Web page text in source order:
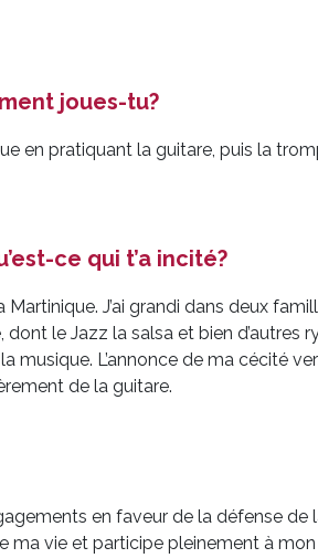
joues-tu?
en pratiquant la guitare, puis la
ce qui t’a incité?
J’ai grandi dans deux
le Jazz la salsa et bien d’autres
L’annonce de ma cécité
de la guitare.
en faveur de la défense
vie et participe pleinement à mon